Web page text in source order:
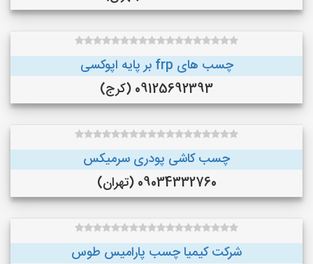
چسب های frp بر پایه اپوکسی
09125692393 (کرج)
چسب کاشی پودری سرمیکس
09034332760 (تهران)
شرکت کیمیا چسب پارامیس طوس